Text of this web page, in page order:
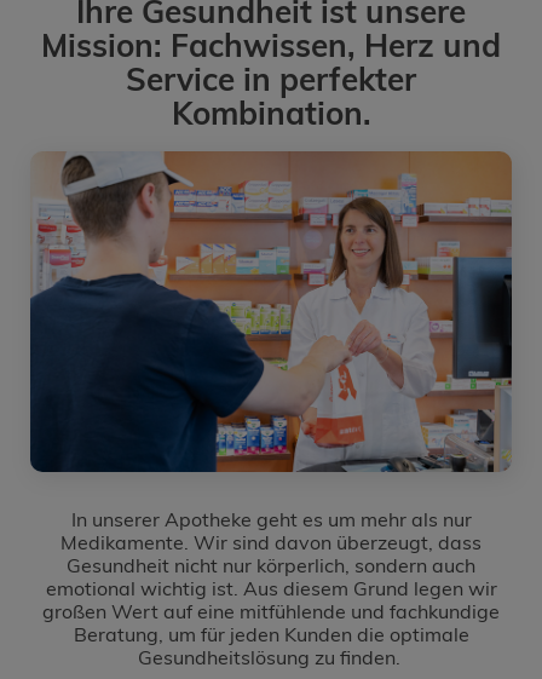
Ihre Gesundheit ist unsere
Mission: Fachwissen, Herz und
Service in perfekter
Kombination.
In unserer Apotheke geht es um mehr als nur
Medikamente. Wir sind davon überzeugt, dass
Gesundheit nicht nur körperlich, sondern auch
emotional wichtig ist. Aus diesem Grund legen wir
großen Wert auf eine mitfühlende und fachkundige
Beratung, um für jeden Kunden die optimale
Gesundheitslösung zu finden.